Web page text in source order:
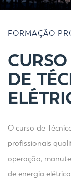
FORMAÇÃO
DE
O curso de
profissionais
operação,
de energia